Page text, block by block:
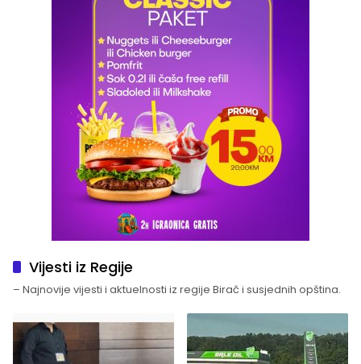
Vijesti iz Regije
– Najnovije vijesti i aktuelnosti iz regije Birač i susjednih opština.